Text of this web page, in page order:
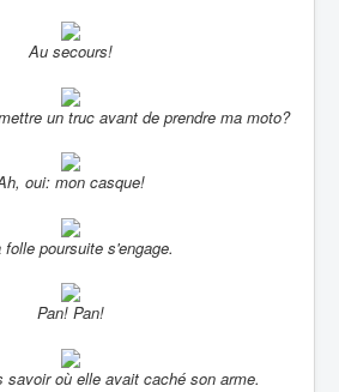
Au secours!
un truc avant de prendre ma moto?
oui: mon casque!
poursuite s'engage.
Pan! Pan!
savoir où elle avait caché son arme.